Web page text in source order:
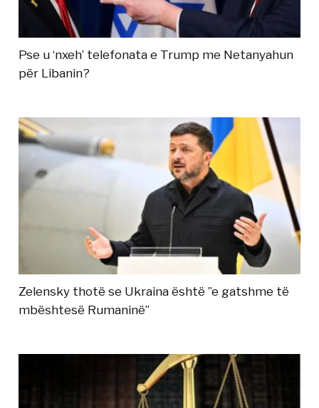
Pse u ‘nxeh’ telefonata e Trump me Netanyahun
për Libanin?
Zelensky thotë se Ukraina është ”e gatshme të
mbështesë Rumaninë”